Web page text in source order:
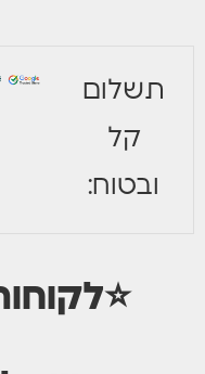
תשלום
קל
ובטוח: